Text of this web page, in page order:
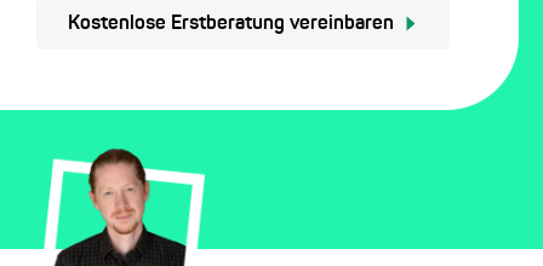
Kostenlose Erstberatung vereinbaren